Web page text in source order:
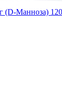
(D-Манноза)